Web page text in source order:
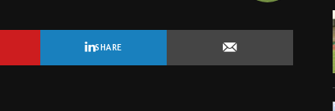
SHARE